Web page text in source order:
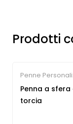
Prodotti
Penne
Penna a sfera
torcia